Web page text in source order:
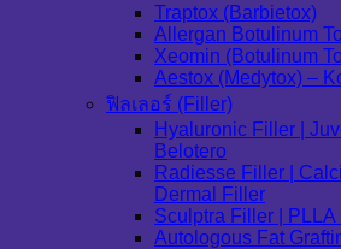
Traptox (Barbietox)
Allergan Botulinum
Xeomin (Botulinum
Aestox (Medytox) –
ฟิลเลอร์ (Filler)
Hyaluronic Filler |
Belotero
Radiesse Filler |
Dermal Filler
Sculptra Filler |
Autologous Fat